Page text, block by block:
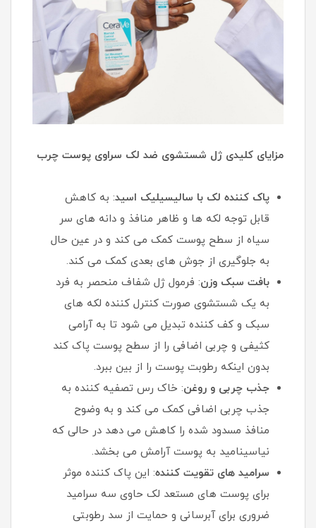
مزایای کلیدی ژل شستشوی ضد لک سراوی پوست چرب
پاک کننده لک با سالیسیلیک اسید: به کاهش
قابل توجه لکه ها و ظاهر منافذ و دانه های سر
سیاه از سطح پوست کمک می کند و در عین حال
به جلوگیری از جوش های بعدی کمک می کند.
بافت سبک وزن: فرمول ژل شفاف منحصر به فرد
به یک شستشوی صورت کنترل کننده لکه های
سبک و کف کننده تبدیل می شود تا به آرامی
کثیفی و چربی اضافی را از سطح پوست پاک کند
بدون اینکه رطوبت پوست را از بین ببرد.
جذب چربی و روغن: خاک رس تصفیه کننده به
جذب چربی اضافی کمک می کند و به وضوح
منافذ مسدود شده را کاهش می دهد در حالی که
نیاسینامید به پوست آرامش می بخشد.
سرامید های تقویت کننده: این پاک کننده موثر
برای پوست های مستعد لک حاوی سه سرامید
ضروری برای آبرسانی و حمایت از سد رطوبتی